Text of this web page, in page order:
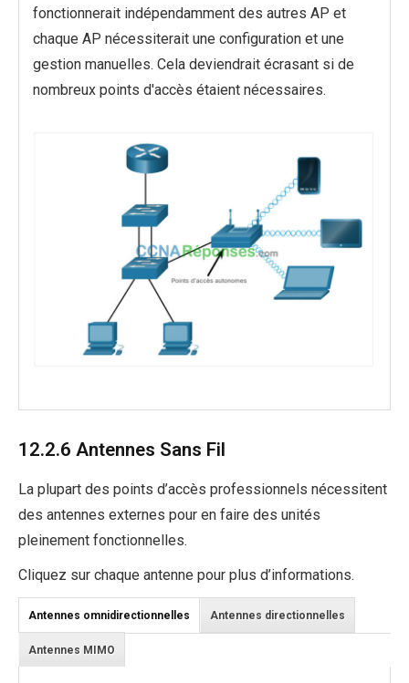
fonctionnerait indépendamment des autres AP et
chaque AP nécessiterait une configuration et une
gestion manuelles. Cela deviendrait écrasant si de
nombreux points d'accès étaient nécessaires.
12.2.6 Antennes Sans Fil
La plupart des points d’accès professionnels nécessitent
des antennes externes pour en faire des unités
pleinement fonctionnelles.
Cliquez sur chaque antenne pour plus d’informations.
Antennes omnidirectionnelles Antennes directionnelles
Antennes MIMO